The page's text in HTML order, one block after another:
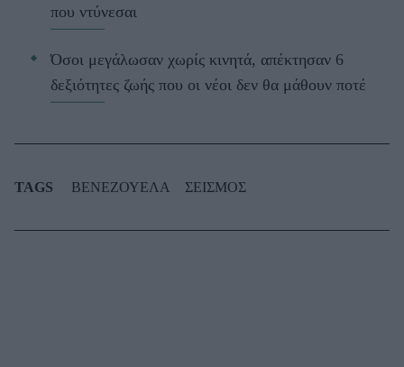
που ντύνεσαι
Όσοι μεγάλωσαν χωρίς κινητά, απέκτησαν 6
δεξιότητες ζωής που οι νέοι δεν θα μάθουν ποτέ
TAGS ΒΕΝΕΖΟΥΕΛΑ ΣΕΙΣΜΟΣ